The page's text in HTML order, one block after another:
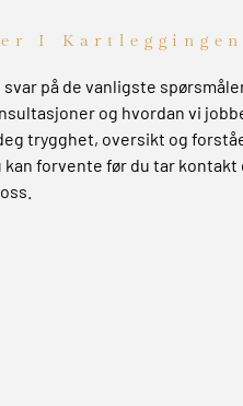
I
på de vanligste
og hvordan vi
trygghet, oversikt og
kan forvente før du tar